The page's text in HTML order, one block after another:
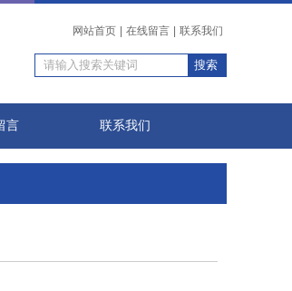
网站首页 在线留言 联系我们
言 联系我们